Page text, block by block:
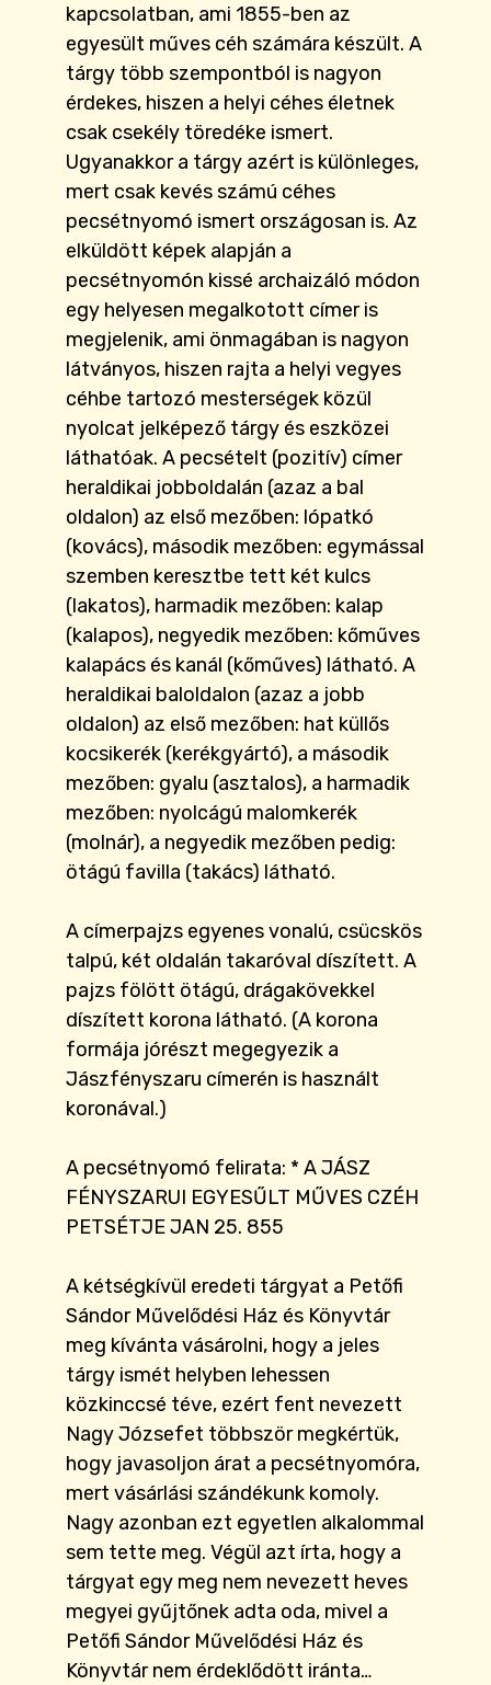
kapcsolatban, ami 1855-ben az
egyesült műves céh számára készült. A
tárgy több szempontból is nagyon
érdekes, hiszen a helyi céhes életnek
csak csekély töredéke ismert.
Ugyanakkor a tárgy azért is különleges,
mert csak kevés számú céhes
pecsétnyomó ismert országosan is. Az
elküldött képek alapján a
pecsétnyomón kissé archaizáló módon
egy helyesen megalkotott címer is
megjelenik, ami önmagában is nagyon
látványos, hiszen rajta a helyi vegyes
céhbe tartozó mesterségek közül
nyolcat jelképező tárgy és eszközei
láthatóak. A pecsételt (pozitív) címer
heraldikai jobboldalán (azaz a bal
oldalon) az első mezőben: lópatkó
(kovács), második mezőben: egymással
szemben keresztbe tett két kulcs
(lakatos), harmadik mezőben: kalap
(kalapos), negyedik mezőben: kőműves
kalapács és kanál (kőműves) látható. A
heraldikai baloldalon (azaz a jobb
oldalon) az első mezőben: hat küllős
kocsikerék (kerékgyártó), a második
mezőben: gyalu (asztalos), a harmadik
mezőben: nyolcágú malomkerék
(molnár), a negyedik mezőben pedig:
ötágú favilla (takács) látható.
A címerpajzs egyenes vonalú, csücskös
talpú, két oldalán takaróval díszített. A
pajzs fölött ötágú, drágakövekkel
díszített korona látható. (A korona
formája jórészt megegyezik a
Jászfényszaru címerén is használt
koronával.)
A pecsétnyomó felirata: * A JÁSZ
FÉNYSZARUI EGYESŰLT MŰVES CZÉH
PETSÉTJE JAN 25. 855
A kétségkívül eredeti tárgyat a Petőfi
Sándor Művelődési Ház és Könyvtár
meg kívánta vásárolni, hogy a jeles
tárgy ismét helyben lehessen
közkinccsé téve, ezért fent nevezett
Nagy Józsefet többször megkértük,
hogy javasoljon árat a pecsétnyomóra,
mert vásárlási szándékunk komoly.
Nagy azonban ezt egyetlen alkalommal
sem tette meg. Végül azt írta, hogy a
tárgyat egy meg nem nevezett heves
megyei gyűjtőnek adta oda, mivel a
Petőfi Sándor Művelődési Ház és
Könyvtár nem érdeklődött iránta…